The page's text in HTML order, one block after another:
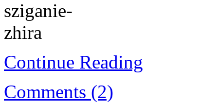
Continue Reading
Comments (2)